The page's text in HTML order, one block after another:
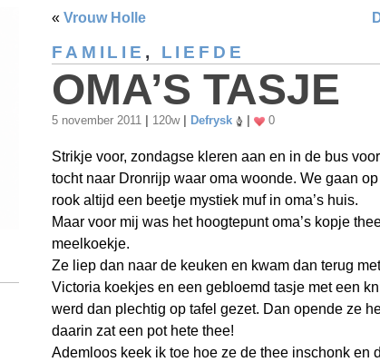
« Vrouw Holle
FAMILIE , LIEFDE
OMA’S TASJE
5 november 2011 120w Defrysk 0
Strikje voor, zondagse kleren aan en in de bus
tocht naar Dronrijp waar oma woonde. We gaan
rook altijd een beetje mystiek muf in oma’s huis.
Maar voor mij was het hoogtepunt oma’s kopje
meelkoekje.
Ze liep dan naar de keuken en kwam dan terug
Victoria koekjes en een gebloemd tasje met een
werd dan plechtig op tafel gezet. Dan opende ze
daarin zat een pot hete thee!
Ademloos keek ik toe hoe ze de thee inschonk en